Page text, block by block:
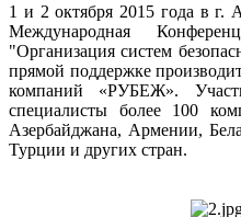
1 и 2 октября 2015 года в г.
Международная
"Организация систем
прямой поддержке
компаний «РУБЕЖ».
специалисты более 100
Азербайджана, Армении,
Турции и других стран.